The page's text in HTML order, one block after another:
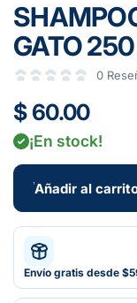
GATO
0
$ 60.00
¡En stock!
Añadir al
Envío gratis desde